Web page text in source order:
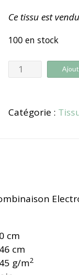
Ce tissu est
100 en stock
Catégorie :
cm
cm
g/m2